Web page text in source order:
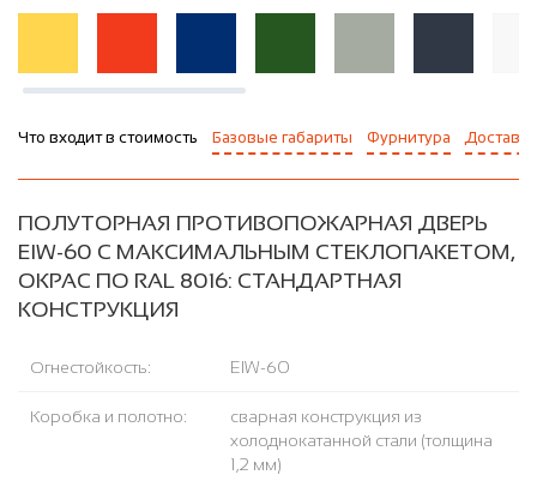
Что входит в стоимость Базовые габариты Фурнитура Доставка
ПОЛУТОРНАЯ ПРОТИВОПОЖАРНАЯ ДВЕРЬ
EIW-60 С МАКСИМАЛЬНЫМ СТЕКЛОПАКЕТОМ,
ОКРАС ПО RAL 8016: СТАНДАРТНАЯ
КОНСТРУКЦИЯ
Огнестойкость: EIW-60
Коробка и полотно:
сварная конструкция из
холоднокатанной стали (толщина
1,2 мм)